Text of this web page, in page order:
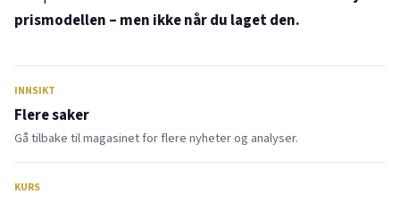
prismodellen – men ikke når du laget den.
INNSIKT
Flere saker
Gå tilbake til magasinet for flere nyheter og analyser.
KURS